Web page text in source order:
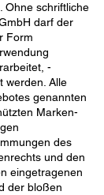
Ohne schriftliche
darf der
Form
werden. Alle
genannten
Marken-
des
und den
eingetragenen
der bloßen